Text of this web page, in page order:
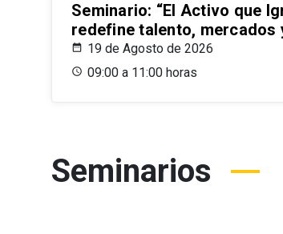
Seminario: “El Activo que
redefine talento, mercados
19 de Agosto de 2026
09:00 a 11:00 horas
Seminarios